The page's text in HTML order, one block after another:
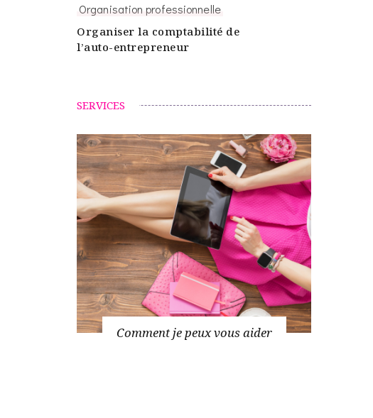
Organisation professionnelle
Organiser la comptabilité de
l’auto-entrepreneur
SERVICES
Comment je peux vous aider